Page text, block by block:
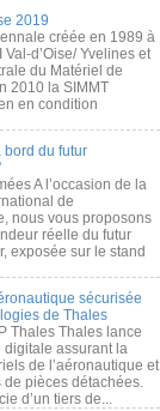
2019
créée en 1989 à
d’Oise/ Yvelines et
du Matériel de
2010 la SIMMT
en condition
bord du futur
A l’occasion de la
de
nous vous proposons
réelle du futur
exposée sur le stand
sécurisée
de Thales
Thales Thales lance
digitale assurant la
de l’aéronautique et
pièces détachées.
d’un tiers de...